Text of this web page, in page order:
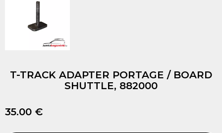
T-TRACK ADAPTER PORTAGE / BOARD
SHUTTLE, 882000
35.00 €